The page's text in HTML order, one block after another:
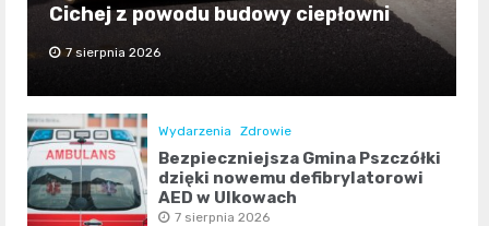
Cichej z powodu budowy ciepłowni
7 sierpnia 2026
Wydarzenia Zdrowie
Bezpieczniejsza Gmina Pszczółki
dzięki nowemu defibrylatorowi
AED w Ulkowach
7 sierpnia 2026